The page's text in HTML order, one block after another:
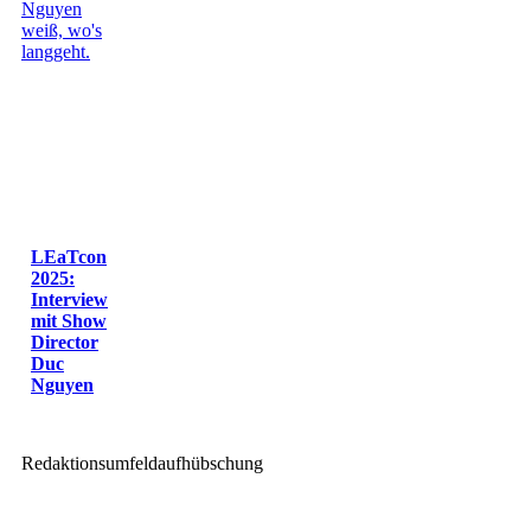
LEaTcon
2025:
Interview
mit Show
Director
Duc
Nguyen
Redaktionsumfeldaufhübschung